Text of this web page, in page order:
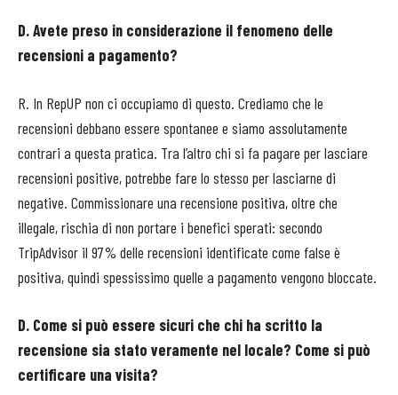
D. Avete preso in considerazione il fenomeno delle
recensioni a pagamento?
R. In RepUP non ci occupiamo di questo. Crediamo che le
recensioni debbano essere spontanee e siamo assolutamente
contrari a questa pratica. Tra l’altro chi si fa pagare per lasciare
recensioni positive, potrebbe fare lo stesso per lasciarne di
negative. Commissionare una recensione positiva, oltre che
illegale, rischia di non portare i benefici sperati: secondo
TripAdvisor il 97% delle recensioni identificate come false è
positiva, quindi spessissimo quelle a pagamento vengono bloccate.
D. Come si può essere sicuri che chi ha scritto la
recensione sia stato veramente nel locale? Come si può
certificare una visita?